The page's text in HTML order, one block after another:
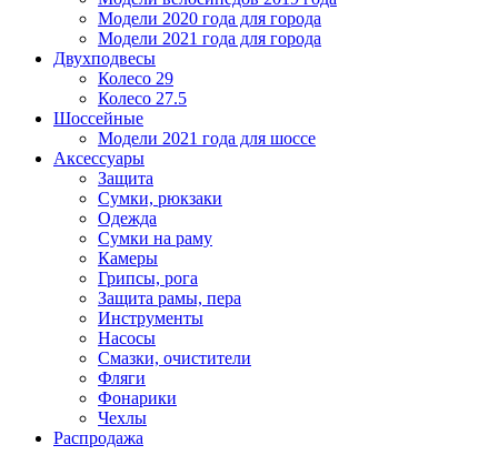
Модели 2020 года для города
Модели 2021 года для города
Двухподвесы
Колесо 29
Колесо 27.5
Шоссейные
Модели 2021 года для шоссе
Аксессуары
Защита
Сумки, рюкзаки
Одежда
Сумки на раму
Камеры
Грипсы, рога
Защита рамы, пера
Инструменты
Насосы
Смазки, очистители
Фляги
Фонарики
Чехлы
Распродажа